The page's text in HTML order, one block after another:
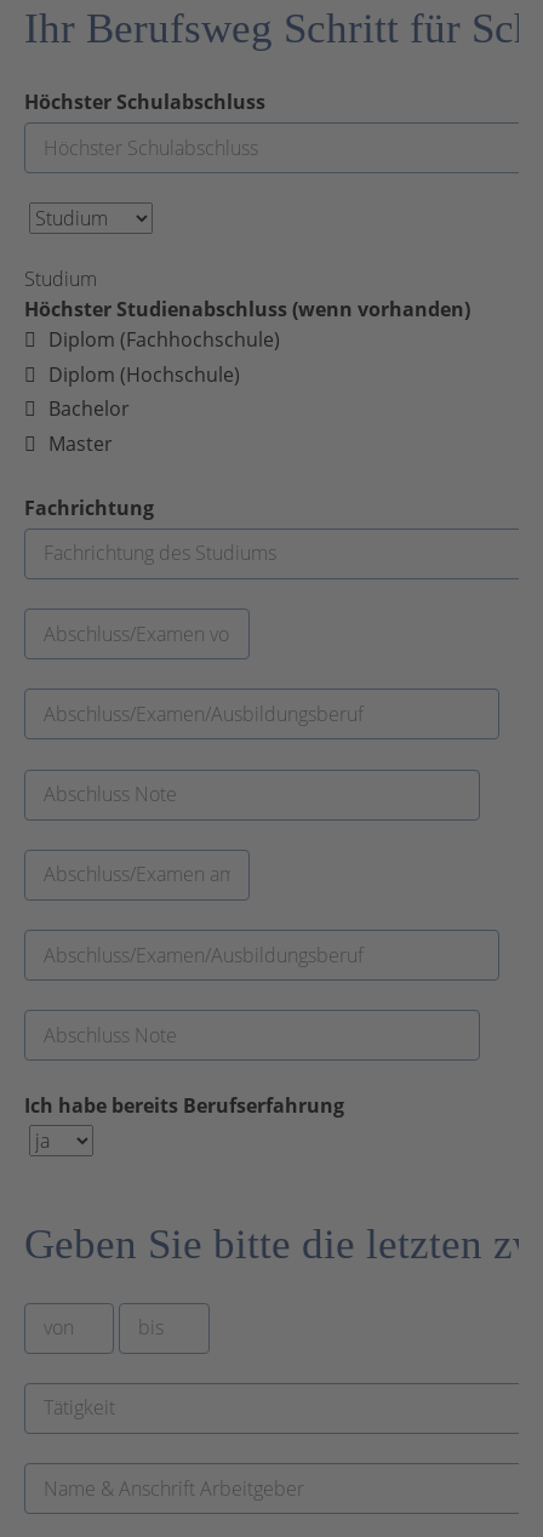
Ihr Berufsweg Schritt für
Höchster Schulabschluss
Studium
Höchster Studienabschluss (wenn vorhanden)
Diplom (Fachhochschule)
Diplom (Hochschule)
Bachelor
Master
Fachrichtung
Ich habe bereits Berufserfahrung
Geben Sie bitte die letzten